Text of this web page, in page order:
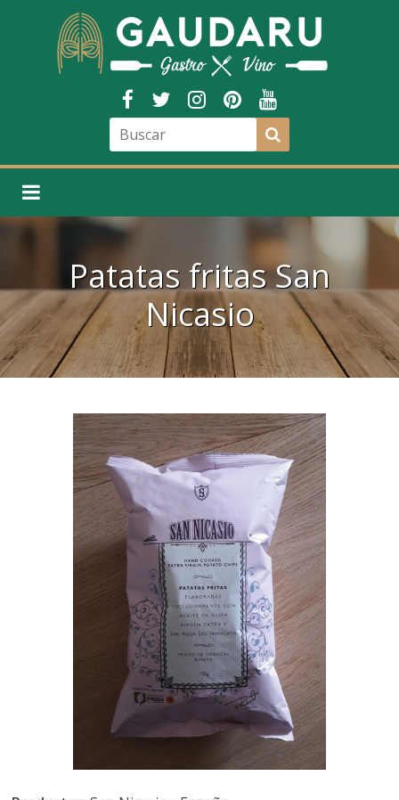
Patatas fritas San
Nicasio